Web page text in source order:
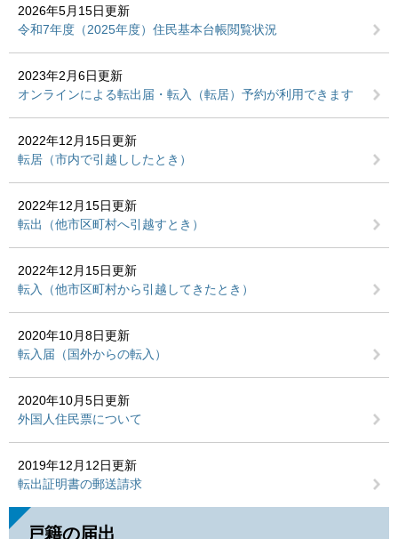
2026年5月15日更新
令和7年度（2025年度）住民基本台帳閲覧状況
2023年2月6日更新
オンラインによる転出届・転入（転居）予約が利用できます
2022年12月15日更新
転居（市内で引越ししたとき）
2022年12月15日更新
転出（他市区町村へ引越すとき）
2022年12月15日更新
転入（他市区町村から引越してきたとき）
2020年10月8日更新
転入届（国外からの転入）
2020年10月5日更新
外国人住民票について
2019年12月12日更新
転出証明書の郵送請求
戸籍の届出